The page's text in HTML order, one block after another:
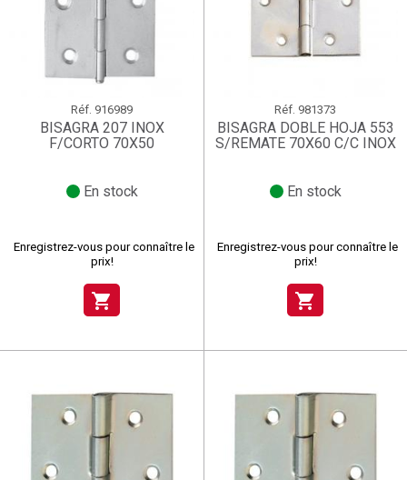
Réf. 916989
BISAGRA 207 INOX
F/CORTO 70X50
En stock
Enregistrez-vous pour connaître le
prix!
shopping_cart
Réf. 981373
BISAGRA DOBLE HOJA 553
S/REMATE 70X60 C/C INOX
En stock
Enregistrez-vous pour connaître le
prix!
shopping_cart